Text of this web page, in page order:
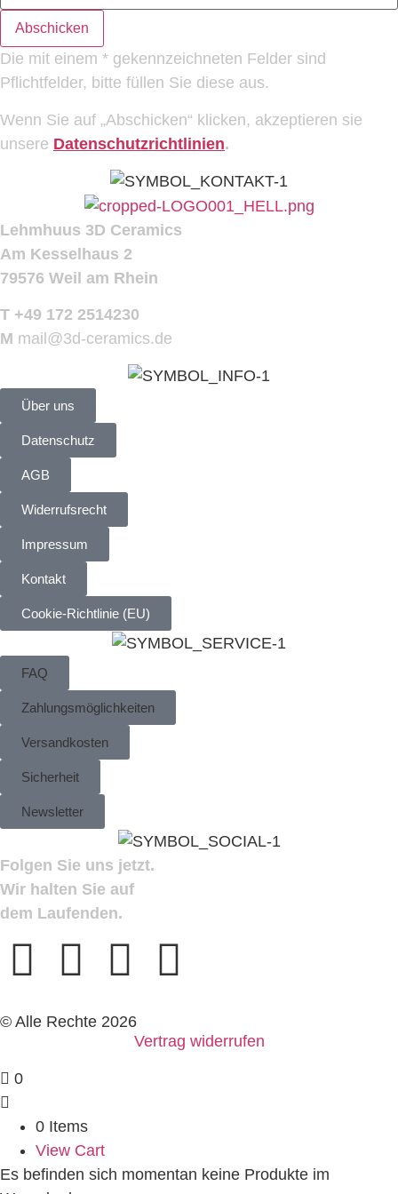
Abschicken
Die mit einem * gekennzeichneten Felder sind
Pflichtfelder, bitte füllen Sie diese aus.
Wenn Sie auf „Abschicken“ klicken, akzeptieren sie
unsere Datenschutzrichtlinien.
Lehmhuus 3D Ceramics
Am Kesselhaus 2
79576 Weil am Rhein
T +49 172 2514230
M mail@3d-ceramics.de
Über uns
Datenschutz
AGB
Widerrufsrecht
Impressum
Kontakt
Cookie-Richtlinie (EU)
FAQ
Zahlungsmöglichkeiten
Versandkosten
Sicherheit
Newsletter
Folgen Sie uns jetzt.
Wir halten Sie auf
dem Laufenden.
© Alle Rechte 2026
Vertrag widerrufen
0
0 Items
View Cart
Es befinden sich momentan keine Produkte im